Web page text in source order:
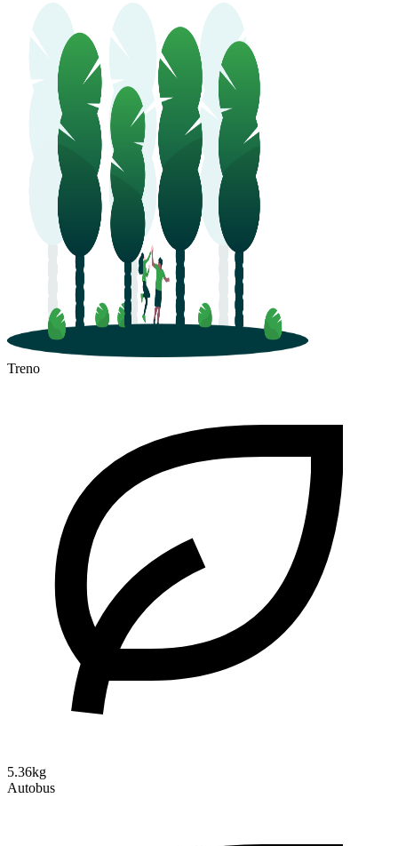
Treno
5.36kg
Autobus